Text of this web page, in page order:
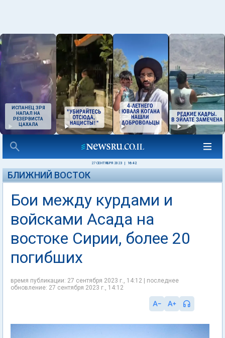
ИСПАНЕЦ ЗРЯ
НАПАЛ НА
РЕЗЕРВИСТА
ЦАХАЛА
27 СЕНТЯБРЯ 2023 16:42
БЛИЖНИЙ ВОСТОК
Бои между курдами и
войсками Асада на
востоке Сирии, более 20
погибших
время публикации: 27 сентября 2023 г., 14:12 | последнее
обновление: 27 сентября 2023 г., 14:12